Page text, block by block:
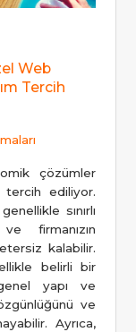
Web
Tercih
çözümler
tercih ediliyor.
sınırlı
firmanızın
kalabilir.
belirli bir
yapı ve
ve
Ayrıca,